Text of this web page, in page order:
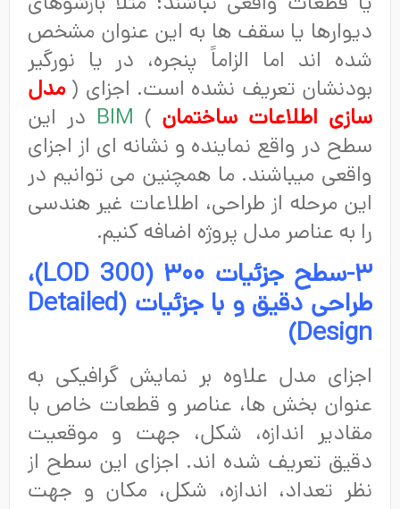
دیوارها یا سقف ها به این عنوان مشخص
شده اند اما الزاماً پنجره، در یا نورگیر
بودنشان تعریف نشده است. اجزای (مدل
سازی اطلاعات ساختمان)
BIMدر این
سطح در واقع نماینده و نشانه ای از اجزای
واقعی میباشند. ما همچنین می توانیم در
این مرحله از طراحی، اطلاعات غیر هندسی
را به عناصر مدل پروژه اضافه کنیم.
۳-سطح جزئیات ۳۰۰ ( LOD 300)،
طراحی دقیق و با جزئیات (Detailed
Design
)
اجزای مدل علاوه بر نمایش گرافیکی به
عنوان بخش ها، عناصر و قطعات خاص با
مقادیر اندازه، شکل، جهت و موقعیت
دقیق تعریف شده اند. اجزای این سطح از
نظر تعداد، اندازه، شکل، مکان و جهت